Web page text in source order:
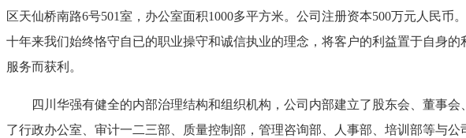
区天仙桥南路6号501室，办公室面积1000多平方米。公司注册资本500万元人民币
十年来我们始终恪守自已的职业操守和诚信执业的理念，将客户的利益置于自身
服务而获利。
四川华强有健全的内部治理结构和组织机构，公司内部建立了股东会、董事
了行政办公室、审计一二三部、质量控制部，管理咨询部、人事部、培训部等与